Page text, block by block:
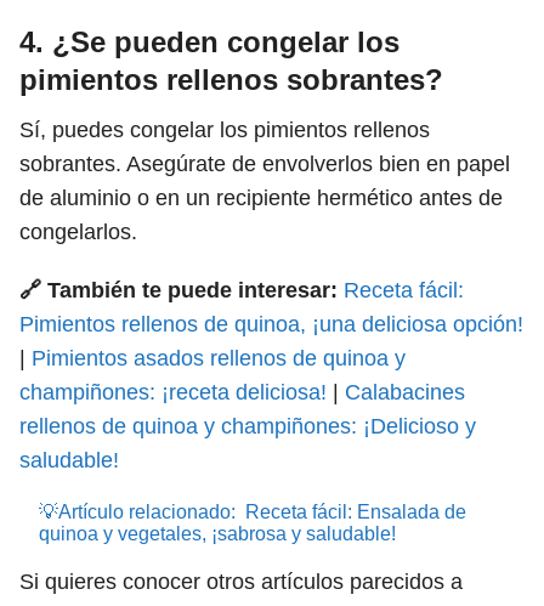
4. ¿Se pueden congelar los
pimientos rellenos sobrantes?
Sí, puedes congelar los pimientos rellenos
sobrantes. Asegúrate de envolverlos bien en papel
de aluminio o en un recipiente hermético antes de
congelarlos.
🔗 También te puede interesar: Receta fácil:
Pimientos rellenos de quinoa, ¡una deliciosa opción!
Pimientos asados rellenos de quinoa y
champiñones: ¡receta deliciosa!
Calabacines
rellenos de quinoa y champiñones: ¡Delicioso y
saludable!
💡Artículo relacionado:
Receta fácil: Ensalada de
quinoa y vegetales, ¡sabrosa y saludable!
Si quieres conocer otros artículos parecidos a